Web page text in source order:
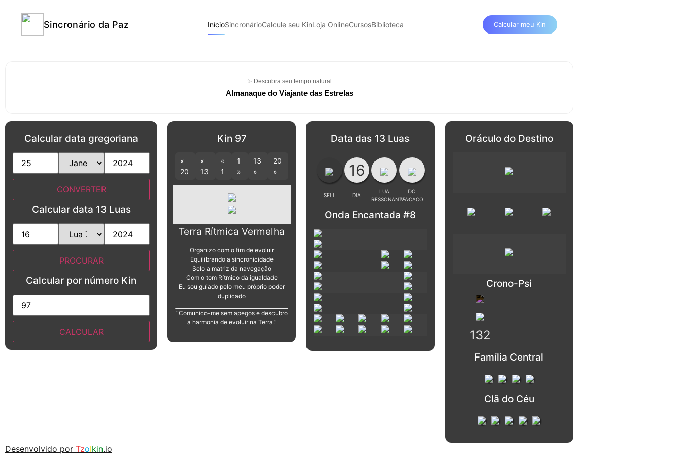
Sincronário da Paz InícioSincronárioCalcule seu KinLoja OnlineCursosBiblioteca Calcular meu Kin
✨ Descubra seu tempo natural
Almanaque do Viajante das Estrelas
Calcular data gregoriana
Calcular data 13 Luas
Calcular por número Kin
Kin 97
«
20
«
13
«
1
1
»
13
»
20
»
Terra Rítmica Vermelha
Organizo com o fim de evoluir
Equilibrando a sincronicidade
Selo a matriz da navegação
Com o tom Rítmico da igualdade
Eu sou guiado pelo meu próprio poder
duplicado
“Comunico-me sem apegos e descubro
a harmonia de evoluir na Terra.”
Data das 13 Luas
16
SELI DIA
LUA
RESSONANTE
DO
MACACO
Onda Encantada #8
Oráculo do Destino
Crono-Psi
132
Família Central
Clã do Céu
Desenvolvido por Tzolkin.io